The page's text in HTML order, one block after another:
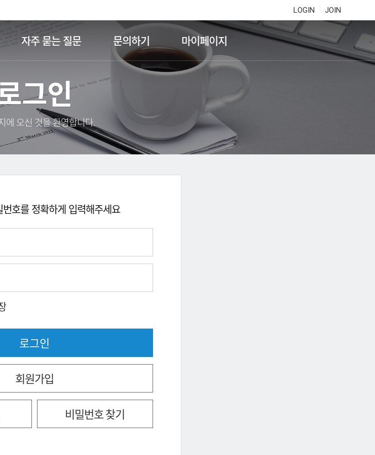
LOGIN JOIN
자주 묻는 질문 문의하기 마이페이지
그인
에 오신 것을 환영합니다.
호를 정확하게 입력해주세요
회원가입
비밀번호 찾기